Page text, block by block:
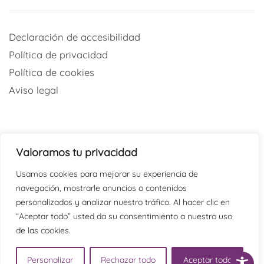
Valoramos tu privacidad
Usamos cookies para mejorar su experiencia de
navegación, mostrarle anuncios o contenidos
personalizados y analizar nuestro tráfico. Al hacer clic en
“Aceptar todo” usted da su consentimiento a nuestro uso
de las cookies.
Personalizar Rechazar todo Aceptar todo
Declaración de accesibilidad
Política de privacidad
Política de cookies
Aviso legal
Redes sociales
@psicaraoficial
@PSICARAoficial
@psicaraoficial